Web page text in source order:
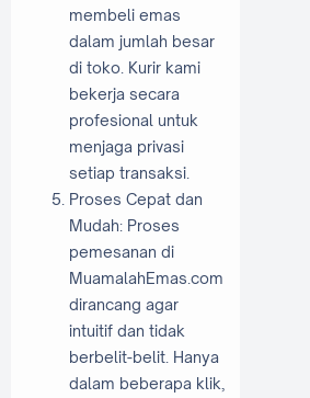
membeli emas
dalam jumlah besar
di toko. Kurir kami
bekerja secara
profesional untuk
menjaga privasi
setiap transaksi.
Proses Cepat dan
Mudah: Proses
pemesanan di
MuamalahEmas.com
dirancang agar
intuitif dan tidak
berbelit-belit. Hanya
dalam beberapa klik,